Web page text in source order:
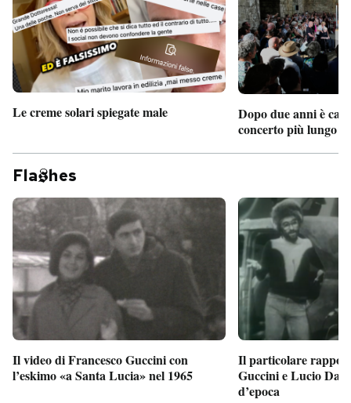
Le creme solari spiegate male
Dopo due anni è
concerto più lungo
Fla hes
Il video di Francesco Guccini con
l’eskimo «a Santa Lucia» nel 1965
Il particolare
Guccini e Lucio
d’epoca